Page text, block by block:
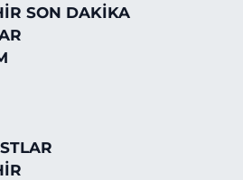
SON DAKİKA